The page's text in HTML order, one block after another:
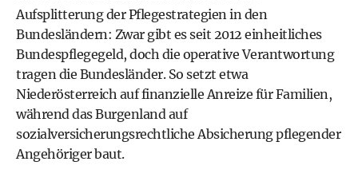
Aufsplitterung der Pflegestrategien in den
Bundesländern: Zwar gibt es seit 2012 einheitliches
Bundespflegegeld, doch die operative Verantwortung
tragen die Bundesländer. So setzt etwa
Niederösterreich auf finanzielle Anreize für Familien,
während das Burgenland auf
sozialversicherungsrechtliche Absicherung pflegender
Angehöriger baut.